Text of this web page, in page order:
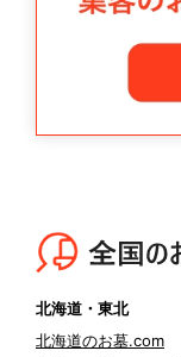
北海道・東北
北海道のお墓.com